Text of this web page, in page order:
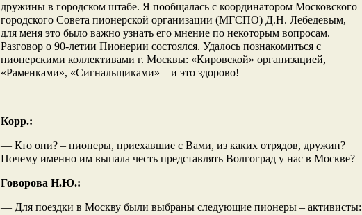
дружины в городском штабе. Я пообщалась с координатором Московского
городского Совета пионерской организации (МГСПО) Д.Н. Лебедевым,
для меня это было важно узнать его мнение по некоторым вопросам.
Разговор о 90-летии Пионерии состоялся. Удалось познакомиться с
пионерскими коллективами г. Москвы: «Кировской» организацией,
«Раменками», «Сигнальщиками» – и это здорово!
Корр.:
— Кто они? – пионеры, приехавшие с Вами, из каких отрядов, дружин?
Почему именно им выпала честь представлять Волгоград у нас в Москве?
Говорова Н.Ю.:
— Для поездки в Москву были выбраны следующие пионеры – активисты: